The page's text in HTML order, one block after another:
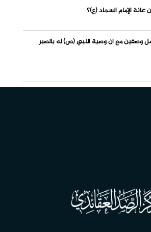
الإمام السجاد (ع)؟
وصفين مع أن وصية النبي (ص) له بالصبر